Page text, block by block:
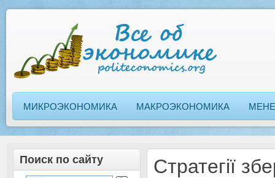
МИКРОЭКОНОМИКА МАКРОЭКОНОМИКА
Поиск по сайту
Стратегії